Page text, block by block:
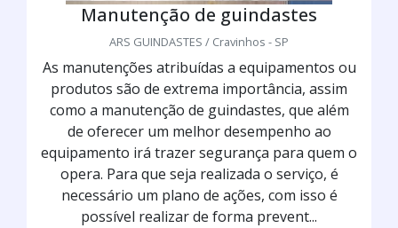
Manutenção de guindastes
ARS GUINDASTES / Cravinhos - SP
As manutenções atribuídas a equipamentos ou
produtos são de extrema importância, assim
como a manutenção de guindastes, que além
de oferecer um melhor desempenho ao
equipamento irá trazer segurança para quem o
opera. Para que seja realizada o serviço, é
necessário um plano de ações, com isso é
possível realizar de forma prevent...